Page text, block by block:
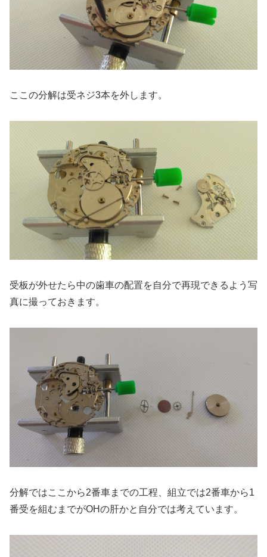
ここの分解は受ネジ3本を外します。
受板が外せたら中の歯車の配置を自分で再現できるよう写
真に撮っておきます。
分解ではここから2番車までの工程、組立では2番車から1
番受を組むまでがOHの肝かと自分では考えています。